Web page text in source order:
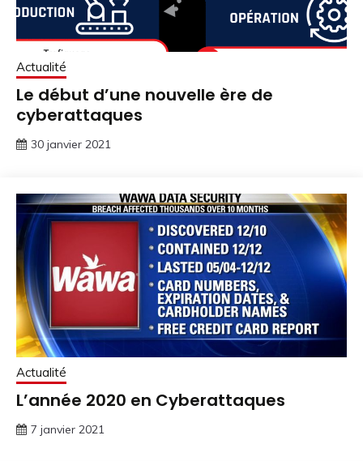
Actualité
Le début d’une nouvelle ère de
cyberattaques
30 janvier 2021
Actualité
L’année 2020 en Cyberattaques
7 janvier 2021